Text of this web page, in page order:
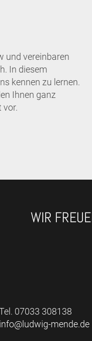
und vereinbaren
In diesem
kennen zu lernen.
Ihnen ganz
vor.
WIR
07033 308138
info@ludwig-mende.de